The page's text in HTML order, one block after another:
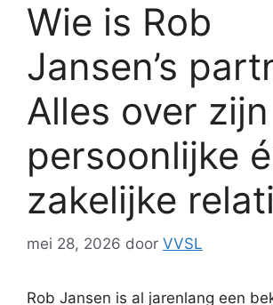
Wie is Rob
Jansen’s
Alles over zijn
persoonlijke
zakelijke
mei 28, 2026 door VVSL
Rob Jansen is al jarenlang een